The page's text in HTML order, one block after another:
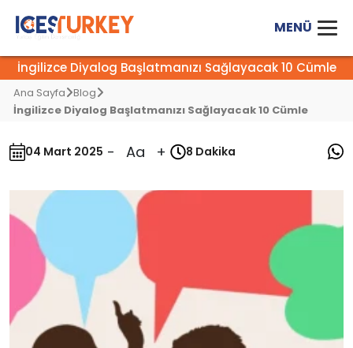
İngilizce Diyalog Başlatmanızı Sağlayacak 10 Cümle
Ana Sayfa Blog
İngilizce Diyalog Başlatmanızı Sağlayacak 10 Cümle
04 Mart 2025 - Aa + 8 Dakika